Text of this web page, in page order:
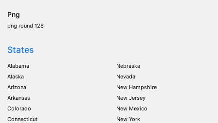
Png
png round 128
States
Alabama
Alaska
Arizona
Arkansas
Colorado
Connecticut
Nebraska
Nevada
New Hampshire
New Jersey
New Mexico
New York